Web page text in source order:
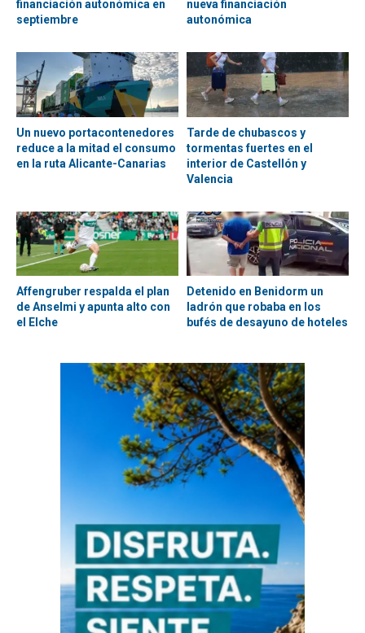
financiación autonómica en
septiembre
nueva financiación
autonómica
Un nuevo portacontenedores
reduce a la mitad el consumo
en la ruta Alicante-Canarias
Tarde de chubascos y
tormentas fuertes en el
interior de Castellón y
Valencia
Affengruber respalda el plan
de Anselmi y apunta alto con
el Elche
Detenido en Benidorm un
ladrón que robaba en los
bufés de desayuno de hoteles